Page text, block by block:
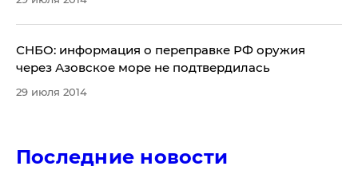
​СНБО: информация о переправке РФ оружия
через Азовское море не подтвердилась
29 июля 2014
Последние новости